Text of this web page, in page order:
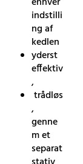
indstilli
ng af
kedlen
yderst
effektiv
,
trådløs
,
genne
m et
separat